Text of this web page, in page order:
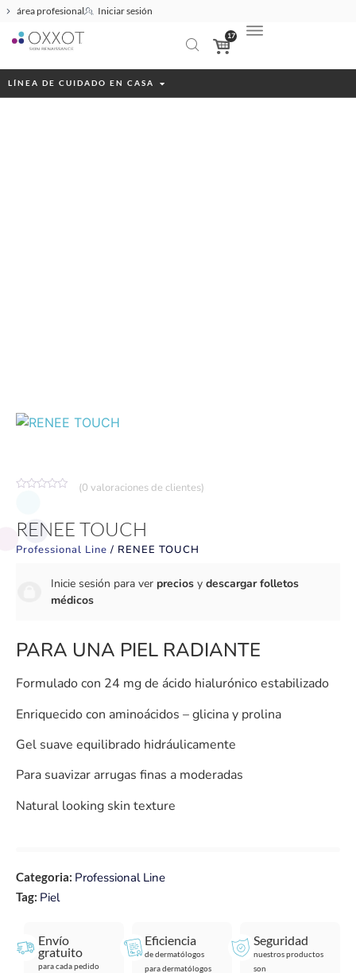
área profesional Iniciar sesión
17
LÍNEA DE CUIDADO EN CASA
de
5
(0 valoraciones de clientes)
RENEE TOUCH
Professional Line / RENEE TOUCH
Inicie sesión para ver precios y descargar folletos
médicos
PARA UNA PIEL RADIANTE
Formulado con 24 mg de ácido hialurónico estabilizado
Enriquecido con aminoácidos – glicina y prolina
Gel suave equilibrado hidráulicamente
Para suavizar arrugas finas a moderadas
Natural looking skin texture
Categoria: Professional Line
Tag: Piel
Envío
gratuito
para cada pedido
Eficiencia
de dermatólogos
para dermatólogos
Seguridad
nuestros productos
son